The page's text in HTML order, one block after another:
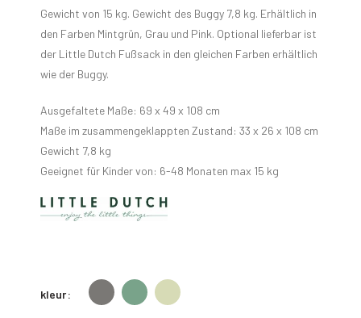
Gewicht von 15 kg. Gewicht des Buggy 7,8 kg. Erhältlich in
den Farben Mintgrün, Grau und Pink. Optional lieferbar ist
der Little Dutch Fußsack in den gleichen Farben erhältlich
wie der Buggy.
Ausgefaltete Maße: 69 x 49 x 108 cm
Maße im zusammengeklappten Zustand: 33 x 26 x 108 cm
Gewicht 7,8 kg
Geeignet für Kinder von: 6-48 Monaten max 15 kg
kleur